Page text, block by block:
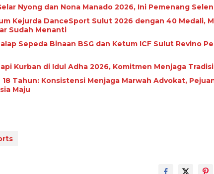
Nyong dan Nona Manado 2026, Ini Pemenang
Kejurda DanceSport Sulut 2026 dengan 40 Medali,
Sudah Menanti
Sepeda Binaan BSG dan Ketum ICF Sulut Revino
Kurban di Idul Adha 2026, Komitmen Menjaga
18 Tahun: Konsistensi Menjaga Marwah Advokat,
Maju